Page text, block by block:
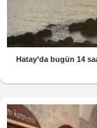
Hatay’da bugün 14